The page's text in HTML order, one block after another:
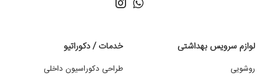
لوازم سرویس بهداشتی
روشویی
خدمات / دکوراتیو
طراحی دکوراسیون داخلی